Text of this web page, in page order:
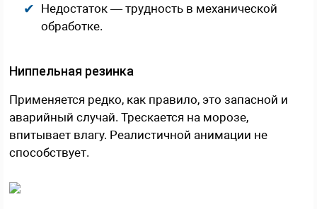
Недостаток — трудность в механической
обработке.
Ниппельная резинка
Применяется редко, как правило, это запасной и
аварийный случай. Трескается на морозе,
впитывает влагу. Реалистичной анимации не
способствует.